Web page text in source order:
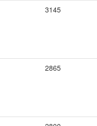
3145
2865